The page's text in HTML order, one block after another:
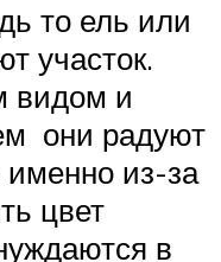
то ель или
участок.
видом и
они радуют
именно из-за
цвет
в